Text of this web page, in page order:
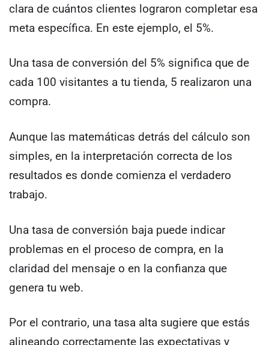
clara de cuántos clientes lograron completar esa
meta específica. En este ejemplo, el 5%.
Una tasa de conversión del 5% significa que de
cada 100 visitantes a tu tienda, 5 realizaron una
compra.
Aunque las matemáticas detrás del cálculo son
simples, en la interpretación correcta de los
resultados es donde comienza el verdadero
trabajo.
Una tasa de conversión baja puede indicar
problemas en el proceso de compra, en la
claridad del mensaje o en la confianza que
genera tu web.
Por el contrario, una tasa alta sugiere que estás
alineando correctamente las expectativas y